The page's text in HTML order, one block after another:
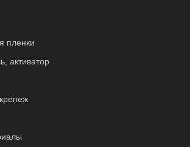
пленки
активатор